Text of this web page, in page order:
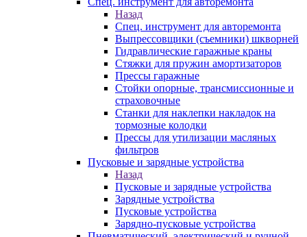
Назад
Спец. инструмент для авторемонта
Выпрессовщики (съемники) шкворней
Гидравлические гаражные краны
Стяжки для пружин амортизаторов
Прессы гаражные
Стойки опорные, трансмиссионные и
страховочные
Станки для наклепки накладок на
тормозные колодки
Прессы для утилизации масляных
фильтров
Пусковые и зарядные устройства
Назад
Пусковые и зарядные устройства
Зарядные устройства
Пусковые устройства
Зарядно-пусковые устройства